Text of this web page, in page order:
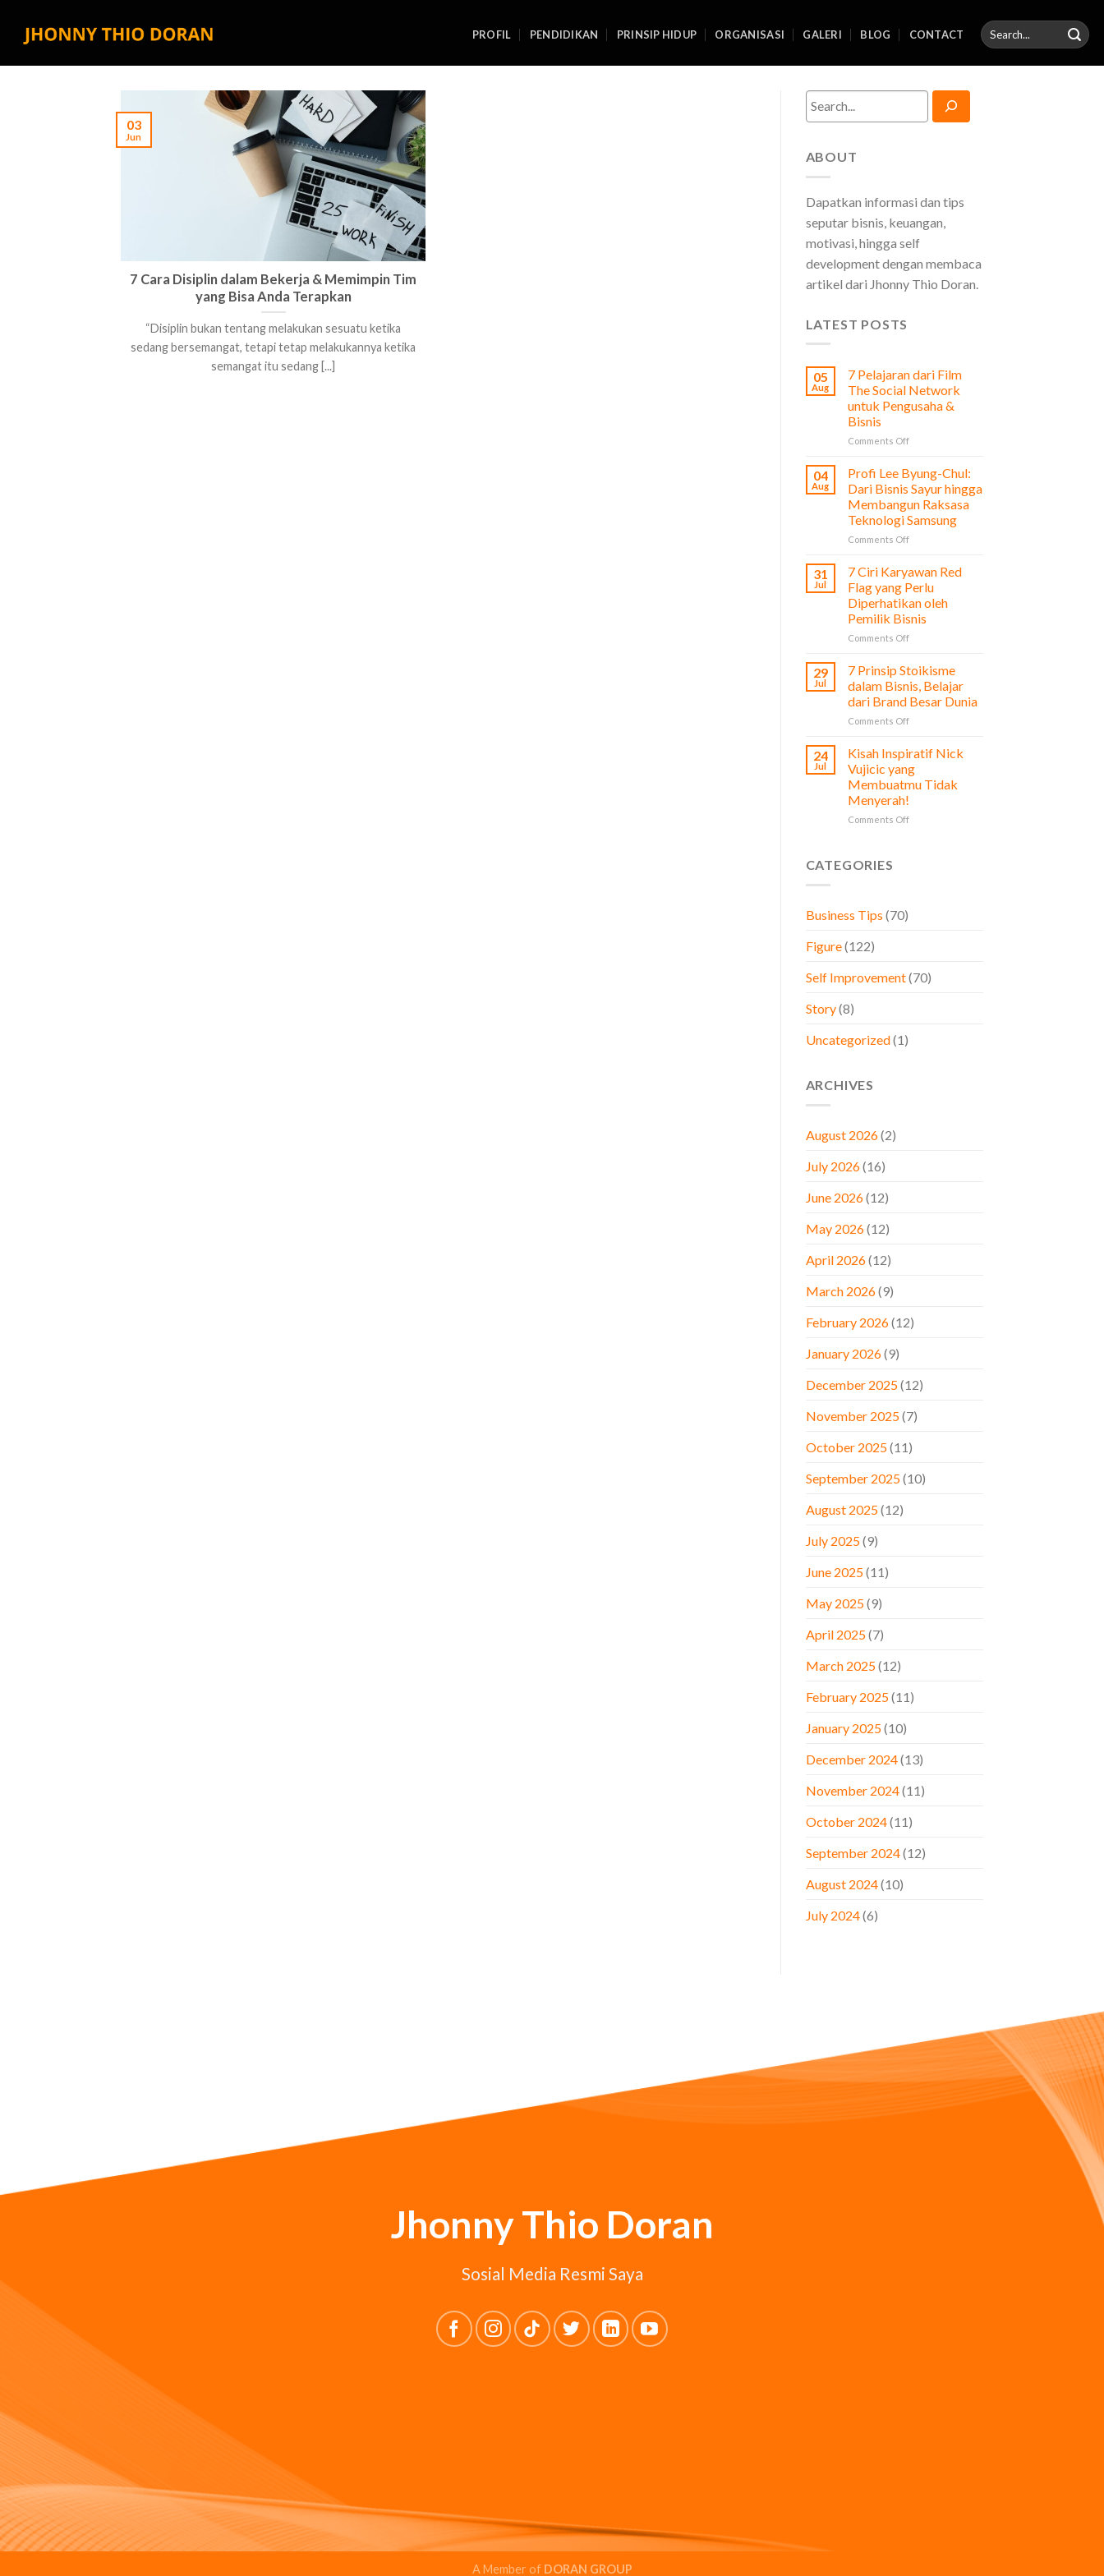
PROFIL PENDIDIKAN PRINSIP HIDUP ORGANISASI GALERI BLOG CONTACT
7 Cara Disiplin dalam Bekerja & Memimpin Tim
yang Bisa Anda Terapkan
“Disiplin bukan tentang melakukan sesuatu ketika
sedang bersemangat, tetapi tetap melakukannya ketika
semangat itu sedang [...]
03
Jun
Search
ABOUT
Dapatkan informasi dan tips
seputar bisnis, keuangan,
motivasi, hingga self
development dengan membaca
artikel dari Jhonny Thio Doran.
LATEST POSTS
05
Aug
7 Pelajaran dari Film
The Social Network
untuk Pengusaha &
Bisnis
Comments Offon
Pelajaran
dari
Film
The
Social
Network
Pengusaha
&
Bisnis
04
Aug
Profi Lee Byung-Chul:
Dari Bisnis Sayur hingga
Membangun Raksasa
Teknologi Samsung
Comments Offon
Chul:
Dari
Bisnis
Sayur
Membangun
Raksasa
Teknologi
Samsung
31
Jul
7 Ciri Karyawan Red
Flag yang Perlu
Diperhatikan oleh
Pemilik Bisnis
Comments Offon
Ciri
Red
Flag
yang
Diperhatikan
Pemilik
Bisnis
29
Jul
7 Prinsip Stoikisme
dalam Bisnis, Belajar
dari Brand Besar Dunia
Comments Offon
Prinsip
dalam
Bisnis,
Belajar
dari
24
Jul
Kisah Inspiratif Nick
Vujicic yang
Membuatmu Tidak
Menyerah!
Comments Offon
CATEGORIES
Business Tips (70)
Figure(122)
Self Improvement(70)
Story(8)
Uncategorized(1)
ARCHIVES
August 2026(2)
July 2026(16)
June 2026(12)
May 2026(12)
April 2026(12)
March 2026(9)
February 2026(12)
January 2026(9)
December 2025(12)
November 2025(7)
October 2025(11)
September 2025(10)
August 2025(12)
July 2025(9)
June 2025(11)
May 2025(9)
April 2025(7)
March 2025(12)
February 2025(11)
January 2025(10)
December 2024(13)
November 2024(11)
October 2024(11)
September 2024(12)
August 2024(10)
July 2024(6)
Jhonny Thio Doran
Sosial Media Resmi Saya
A Member of DORAN GROUP